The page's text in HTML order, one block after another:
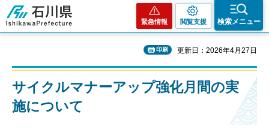
石川県
緊急情報 閲覧支援 検索メニュー
印刷 更新日：2026年4月27日
サイクルマナーアップ強化月間の実
施について